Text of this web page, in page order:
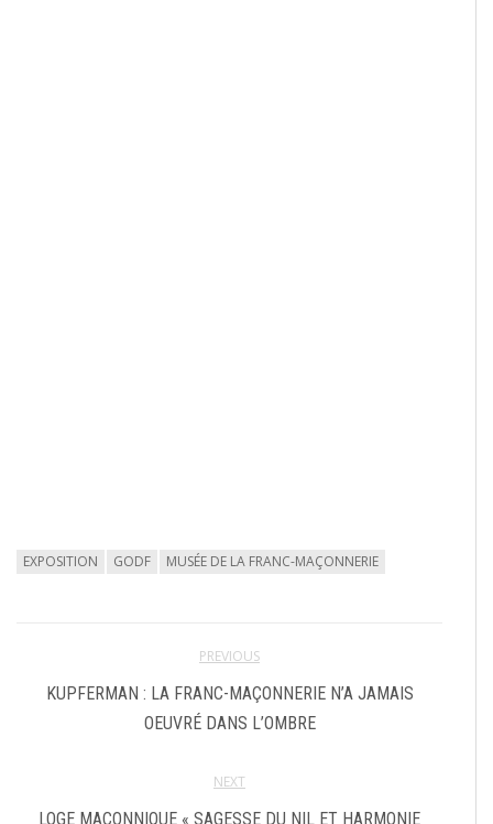
EXPOSITION GODF MUSÉE DE LA FRANC-MAÇONNERIE
PREVIOUS
KUPFERMAN : LA FRANC-MAÇONNERIE N’A JAMAIS
OEUVRÉ DANS L’OMBRE
NEXT
LOGE MAÇONNIQUE « SAGESSE DU NIL ET HARMONIE